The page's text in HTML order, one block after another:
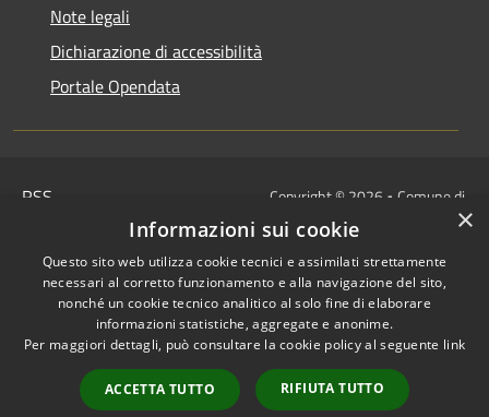
Note legali
Dichiarazione di accessibilità
Portale Opendata
RSS
Cookie
Mappa del sito
IBAN COMUNALI: per i cittadini
IT48Z0851453760000000120312
IT32I0100004306TU0000005820
Copyright © 2026 • Comune di
Villongo • Powered by
redazione
×
Informazioni sui cookie
Questo sito web utilizza cookie tecnici e assimilati strettamente
necessari al corretto funzionamento e alla navigazione del sito,
nonché un cookie tecnico analitico al solo fine di elaborare
informazioni statistiche, aggregate e anonime.
Per maggiori dettagli, può consultare la cookie policy al seguente link
ACCETTA TUTTO RIFIUTA TUTTO